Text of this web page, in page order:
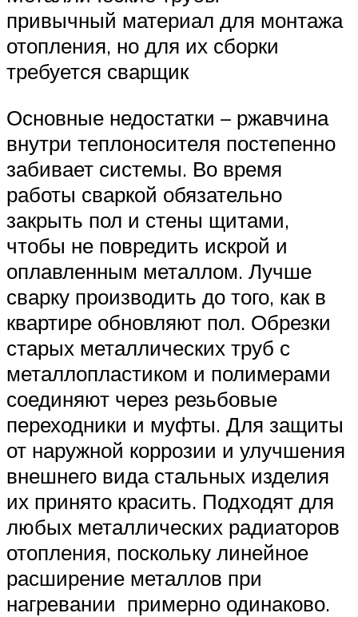
привычный материал для монтажа
отопления, но для их сборки
требуется сварщик
Основные недостатки – ржавчина
внутри теплоносителя постепенно
забивает системы. Во время
работы сваркой обязательно
закрыть пол и стены щитами,
чтобы не повредить искрой и
оплавленным металлом. Лучше
сварку производить до того, как в
квартире обновляют пол. Обрезки
старых металлических труб с
металлопластиком и полимерами
соединяют через резьбовые
переходники и муфты. Для защиты
от наружной коррозии и улучшения
внешнего вида стальных изделия
их принято красить. Подходят для
любых металлических радиаторов
отопления, поскольку линейное
расширение металлов при
нагревании примерно одинаково.